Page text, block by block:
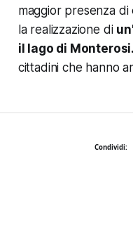
maggior presenza
la realizzazione di
il lago di Monterosi.
cittadini che hanno
Condividi: